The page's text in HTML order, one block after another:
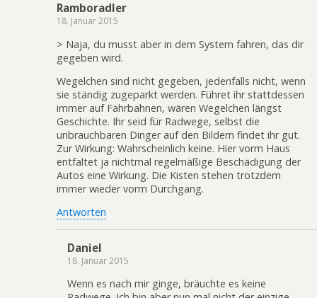
Ramboradler
18. Januar 2015
> Naja, du musst aber in dem System fahren, das dir
gegeben wird.
Wegelchen sind nicht gegeben, jedenfalls nicht, wenn
sie ständig zugeparkt werden. Führet ihr stattdessen
immer auf Fahrbahnen, wären Wegelchen längst
Geschichte. Ihr seid für Radwege, selbst die
unbrauchbaren Dinger auf den Bildern findet ihr gut.
Zur Wirkung: Wahrscheinlich keine. Hier vorm Haus
entfaltet ja nichtmal regelmäßige Beschädigung der
Autos eine Wirkung. Die Kisten stehen trotzdem
immer wieder vorm Durchgang.
Antworten
Daniel
18. Januar 2015
Wenn es nach mir ginge, bräuchte es keine